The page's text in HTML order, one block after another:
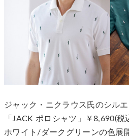
ジャック・ニクラウス氏のシル
「JACK ポロシャツ」￥8,690(税
ホワイト/ダークグリーンの色展